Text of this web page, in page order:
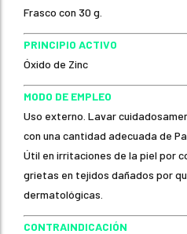
Frasco con 30 g.
PRINCIPIO ACTIVO
Óxido de Zinc
MODO DE EMPLEO
Uso externo. Lavar
con una cantidad adecuada de
Útil en irritaciones de la piel por
grietas en tejidos dañados por
dermatológicas.
CONTRAINDICACIÓN